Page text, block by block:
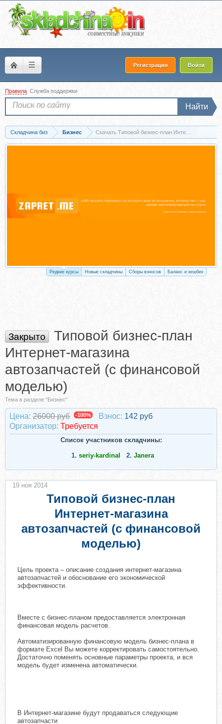
☰ Регистрация Войти
Правила Служба поддержки
Найти
Складчина биз Бизнес Скачать Типовой бизнес-план Интернет-
Редкие курсы Новые складчины Сборы взносов Баланс и кешбек
Закрыто
Типовой бизнес-план
Интернет-магазина
автозапчастей (с финансовой
моделью)
Тема в разделе "Бизнес"
Цена: 26000 руб -100% Взнос: 142 руб
Организатор: Требуется
Список участников складчины:
1. seriy-kardinal 2. Janera
Типовой бизнес-план
Интернет-магазина
автозапчастей (с финансовой
моделью)
Цель проекта – описание создания интернет-магазина
автозапчастей и обоснование его экономической
эффективности.
Вместе с бизнес-планом предоставляется электронная
финансовая модель расчетов.
Автоматизированную финансовую модель бизнес-плана в
формате Excel Вы можете корректировать самостоятельно.
Достаточно поменять основные параметры проекта, и вся
модель будет изменена автоматически.
В Интернет-магазине будут продаваться следующие
автозапчасти
19 ноя 2014